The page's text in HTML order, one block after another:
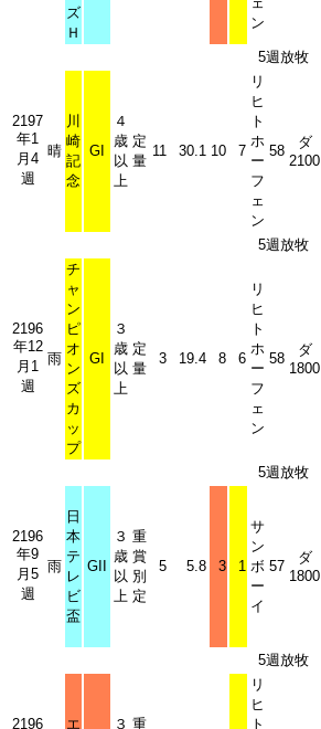
ズ
Ｈ
ン
5週放牧
2197
年1
月4
週
晴
川
崎
記
念
GI
４
歳
以
上
定
量
11 30.1 10 7
リ
ヒ
ト
ホ
ー
フ
ェ
ン
58
ダ
2100
5週放牧
2196
年12
月1
週
雨
チ
ャ
ン
ピ
オ
ン
ズ
カ
ッ
プ
GI
３
歳
以
上
定
量
3 19.4 8 6
リ
ヒ
ト
ホ
ー
フ
ェ
ン
58
ダ
1800
5週放牧
2196
年9
月5
週
雨
日
本
テ
レ
ビ
盃
GII
３
歳
以
上
重
賞
別
定
5 5.8 3 1
サ
ン
ボ
ー
イ
57
ダ
1800
5週放牧
2196
エ
３ 重
リ
ヒ
ト